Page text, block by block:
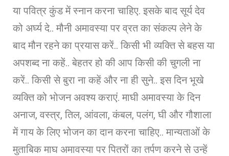
या पवित्र कुंड में स्नान करना चाहिए. इसके बाद सूर्य देव
को अर्घ्य दे.. मौनी अमावस्या पर व्रत का संकल्प लेने के
बाद मौन रहने का प्रयास करें.. किसी भी व्यक्ति से बहस या
अपशब्द ना कहें.. बेहतर हो की आप किसी की चुगली ना
करें.. किसी से बुरा ना कहें और ना ही सुने.. इस दिन भूखे
व्यक्ति को भोजन अवश्य कराएं. माघी अमावस्या के दिन
अनाज, वस्त्र, तिल, आंवला, कंबल, पलंग, घी और गौशाला
में गाय के लिए भोजन का दान करना चाहिए.. मान्यताओं के
मुताबिक माघ अमावस्या पर पितरों का तर्पण करने से उन्हें